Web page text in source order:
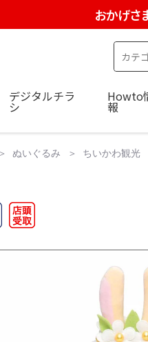
おかげさ
デジタルチラ
シ
Howto
報
ぬいぐるみ ちいかわ観光